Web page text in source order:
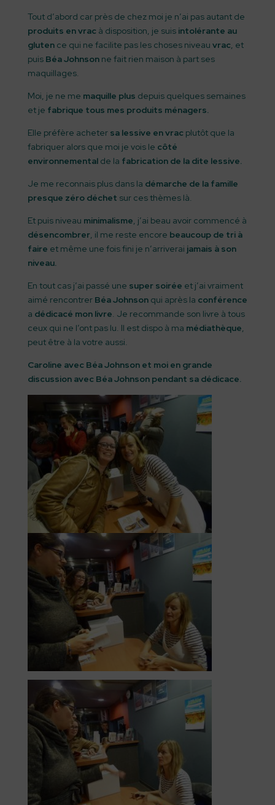
Tout d’abord car près de chez moi je n’ai pas autant de
produits en vrac à disposition, je suisintolérante au
glutence qui ne facilite pas les choses niveau vrac, et
puisBéa Johnsonne fait rien maison à part ses
maquillages.
Moi, je ne me maquille plus depuis quelques semaines
et je fabrique tous mes produits ménagers.
Elle préfère achetersa lessive en vrac plutôt que la
fabriquer alors que moi je vois le côté
environnementalde la fabrication de la dite lessive.
Je me reconnais plus dans la démarche de la famille
presque zéro déchet sur ces thèmes là.
Et puis niveau minimalisme, j’ai beau avoir commencé à
désencombrer, il me reste encore beaucoup de tri à
faire et même une fois fini je n’arriverai jamais à son
niveau.
En tout cas j’ai passé une super soirée et j’ai vraiment
aimé rencontrerBéa Johnsonqui après la conférence
a dédicacé mon livre. Je recommande son livre à tous
ceux qui ne l’ont pas lu. Il est dispo à ma médiathèque,
peut être à la votre aussi.
Caroline avec Béa Johnson et moi en grande
discussion avec Béa Johnson pendant sa dédicace.